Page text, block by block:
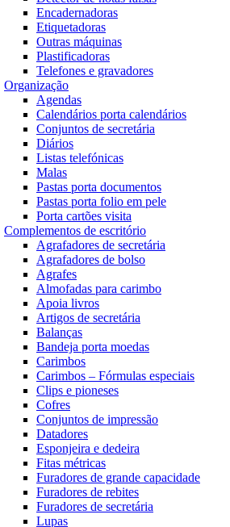
Encadernadoras
Etiquetadoras
Outras máquinas
Plastificadoras
Telefones e gravadores
Organização
Agendas
Calendários porta calendários
Conjuntos de secretária
Diários
Listas telefónicas
Malas
Pastas porta documentos
Pastas porta folio em pele
Porta cartões visita
Complementos de escritório
Agrafadores de secretária
Agrafadores de bolso
Agrafes
Almofadas para carimbo
Apoia livros
Artigos de secretária
Balanças
Bandeja porta moedas
Carimbos
Carimbos – Fórmulas especiais
Clips e pioneses
Cofres
Conjuntos de impressão
Datadores
Esponjeira e dedeira
Fitas métricas
Furadores de grande capacidade
Furadores de rebites
Furadores de secretária
Lupas